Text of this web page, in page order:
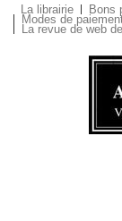
La librairie Bons
Modes de
La revue de web